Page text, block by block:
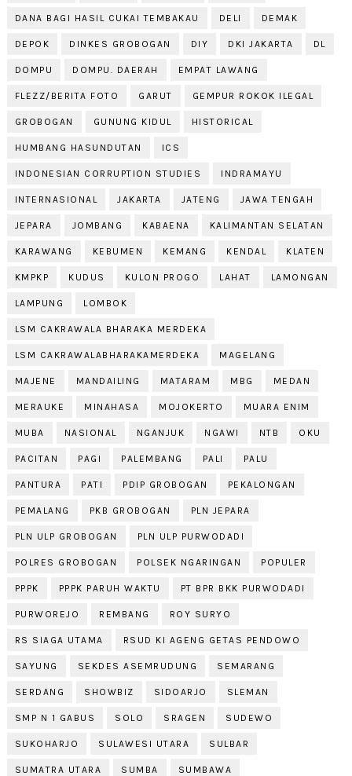
DANA BAGI HASIL CUKAI TEMBAKAU DELI DEMAK
DEPOK DINKES GROBOGAN DIY DKI JAKARTA DL
DOMPU DOMPU. DAERAH EMPAT LAWANG
FLEZZ/BERITA FOTO GARUT GEMPUR ROKOK ILEGAL
GROBOGAN GUNUNG KIDUL HISTORICAL
HUMBANG HASUNDUTAN ICS
INDONESIAN CORRUPTION STUDIES INDRAMAYU
INTERNASIONAL JAKARTA JATENG JAWA TENGAH
JEPARA JOMBANG KABAENA KALIMANTAN SELATAN
KARAWANG KEBUMEN KEMANG KENDAL KLATEN
KMPKP KUDUS KULON PROGO LAHAT LAMONGAN
LAMPUNG LOMBOK
LSM CAKRAWALA BHARAKA MERDEKA
LSM CAKRAWALABHARAKAMERDEKA MAGELANG
MAJENE MANDAILING MATARAM MBG MEDAN
MERAUKE MINAHASA MOJOKERTO MUARA ENIM
MUBA NASIONAL NGANJUK NGAWI NTB OKU
PACITAN PAGI PALEMBANG PALI PALU
PANTURA PATI PDIP GROBOGAN PEKALONGAN
PEMALANG PKB GROBOGAN PLN JEPARA
PLN ULP GROBOGAN PLN ULP PURWODADI
POLRES GROBOGAN POLSEK NGARINGAN POPULER
PPPK PPPK PARUH WAKTU PT BPR BKK PURWODADI
PURWOREJO REMBANG ROY SURYO
RS SIAGA UTAMA RSUD KI AGENG GETAS PENDOWO
SAYUNG SEKDES ASEMRUDUNG SEMARANG
SERDANG SHOWBIZ SIDOARJO SLEMAN
SMP N 1 GABUS SOLO SRAGEN SUDEWO
SUKOHARJO SULAWESI UTARA SULBAR
SUMATRA UTARA SUMBA SUMBAWA